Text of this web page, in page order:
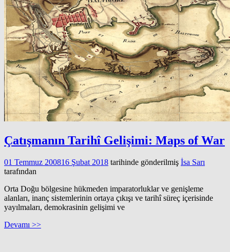
Çatışmanın Tarihî Gelişimi: Maps of War
01 Temmuz 200816 Şubat 2018 tarihinde gönderilmiş İsa Sarı
tarafından
Orta Doğu bölgesine hükmeden imparatorluklar ve genişleme
alanları, inanç sistemlerinin ortaya çıkışı ve tarihî süreç içerisinde
yayılmaları, demokrasinin gelişimi ve
Devamı >>